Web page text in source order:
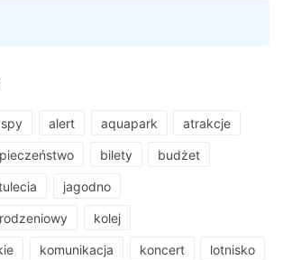
alert aquapark atrakcje
bilety budżet
jagodno
kolej
komunikacja koncert lotnisko